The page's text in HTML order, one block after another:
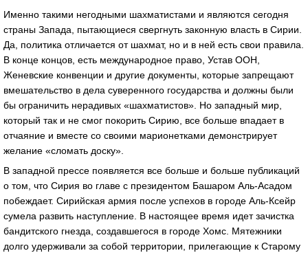
Именно такими негодными шахматистами и являются сегодня
страны Запада, пытающиеся свергнуть законную власть в Сирии.
Да, политика отличается от шахмат, но и в ней есть свои правила.
В конце концов, есть международное право, Устав ООН,
Женевские конвенции и другие документы, которые запрещают
вмешательство в дела суверенного государства и должны были
бы ограничить нерадивых «шахматистов». Но западный мир,
который так и не смог покорить Сирию, все больше впадает в
отчаяние и вместе со своими марионетками демонстрирует
желание «сломать доску».
В западной прессе появляется все больше и больше публикаций
о том, что Сирия во главе с президентом Башаром Аль-Асадом
побеждает. Сирийская армия после успехов в городе Аль-Ксейр
сумела развить наступление. В настоящее время идет зачистка
бандитского гнезда, создавшегося в городе Хомс. Мятежники
долго удерживали за собой территории, прилегающие к Старому